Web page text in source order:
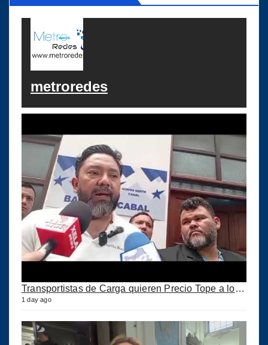
metroredes
Transportistas de Carga quieren Precio Tope a los combustibles
1 day ago